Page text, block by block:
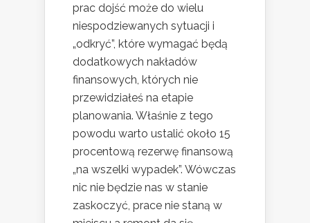
prac dojść może do wielu
niespodziewanych sytuacji i
„odkryć”, które wymagać będą
dodatkowych nakładów
finansowych, których nie
przewidziałeś na etapie
planowania. Właśnie z tego
powodu warto ustalić około 15
procentową rezerwę finansową
„na wszelki wypadek”. Wówczas
nic nie będzie nas w stanie
zaskoczyć, prace nie staną w